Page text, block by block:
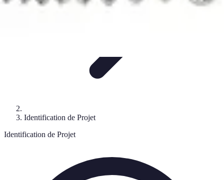
Identification de Projet
Identification de Projet